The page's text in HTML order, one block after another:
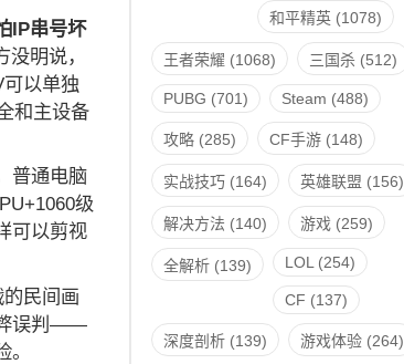
IP串号坏
明说，
以单独
和主设备
普通电脑
级
可以剪视
民间画
弊误判——
和平精英 (1078)
王者荣耀 (1068) 三国杀 (512)
PUBG (701) Steam (488)
攻略 (285) CF手游 (148)
实战技巧 (164) 英雄联盟 (156)
解决方法 (140) 游戏 (259)
全解析 (139) LOL (254)
CF (137)
深度剖析 (139) 游戏体验 (264)